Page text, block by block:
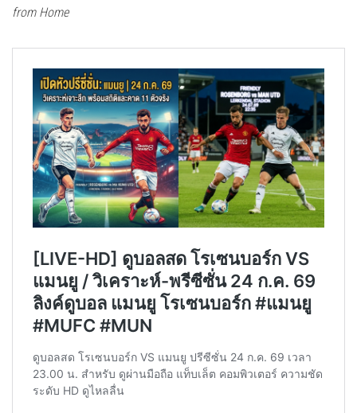
from Home